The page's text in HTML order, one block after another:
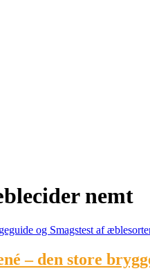
nemt
– den store